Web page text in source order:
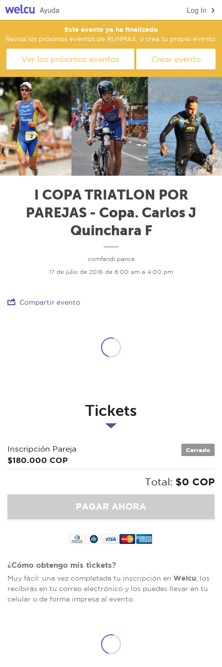
Log In
Ayuda
Este evento ya ha finalizado
Revisa los próximos eventos de RUNMAX, o crea tu propio evento.
Ver los próximos eventos Crear evento
I COPA TRIATLON POR
PAREJAS - Copa. Carlos J
Quinchara F
comfandi pance
17 de julio de 2016 de 8:00 am a 4:00 pm
Compartir evento
Tickets
Inscripción Pareja
$180.000 COP
Cerrado
Total: $0 COP
¿Cómo obtengo mis tickets?
Muy fácil: una vez completada tu inscripción en Welcu , los
recibirás en tu correo electrónico y los puedes llevar en tu
celular o de forma impresa al evento.